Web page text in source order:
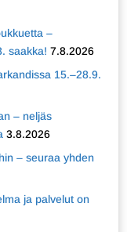
–
saakka! 7.8.2026
15.–28.9.
– neljäs
3.8.2026
– seuraa yhden
ja palvelut on